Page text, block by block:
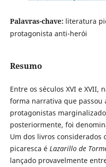
Palavras-chave: literatura
protagonista anti-herói
Resumo
Entre os séculos XVI e XVII,
forma narrativa que passou
protagonistas
posteriormente, foi
Um dos livros
picaresca é Lazarillo de
lançado provavelmente